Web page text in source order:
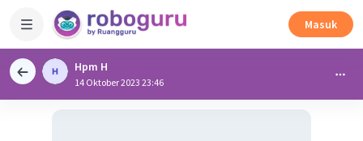
Masuk
Hpm H
14 Oktober 2023 23:46